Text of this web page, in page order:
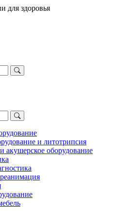
для здоровья
и литотрипсия
акушерское оборудование